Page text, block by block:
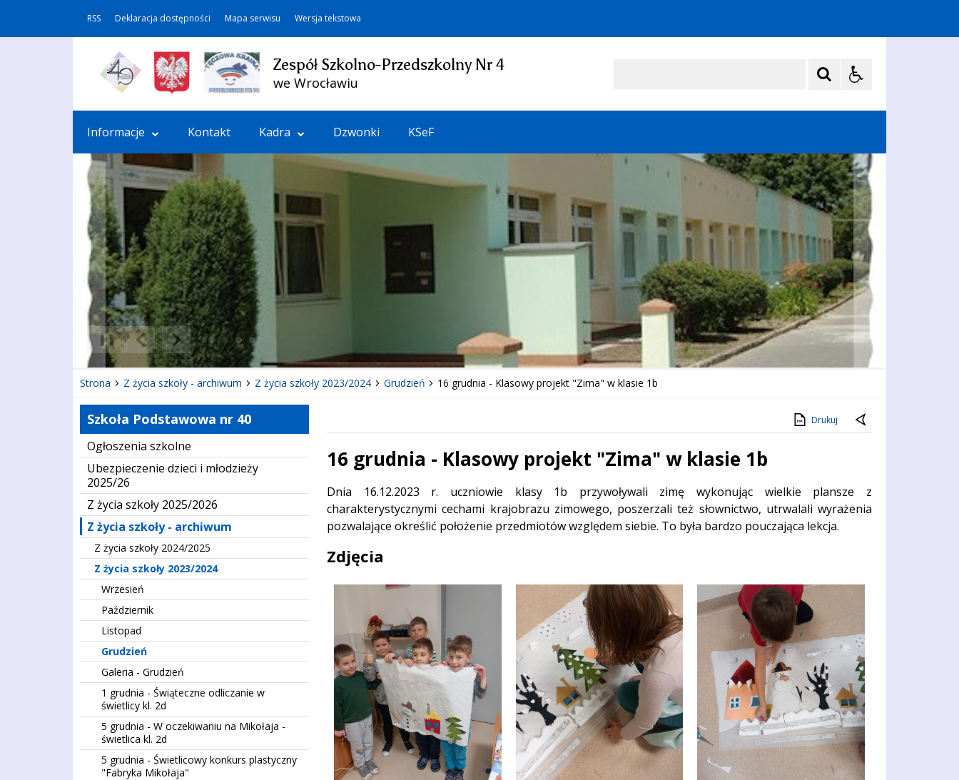
RSS Deklaracja dostępności Mapa serwisu Wersja tekstowa
Zespół Szkolno-Przedszkolny Nr 4
we Wrocławiu
Informacje Kontakt Kadra Dzwonki KSeF
Poprzedni Element
Następny Element
❚❚
Strona Z życia szkoły - archiwum Z życia szkoły 2023/2024 Grudzień 16 grudnia - Klasowy projekt "Zima" w klasie 1b
Szkoła Podstawowa nr 40
Ogłoszenia szkolne
Ubezpieczenie dzieci i młodzieży
2025/26
Z życia szkoły 2025/2026
Z życia szkoły - archiwum
Z życia szkoły 2024/2025
Z życia szkoły 2023/2024
Wrzesień
Październik
Listopad
Grudzień
Galeria - Grudzień
1 grudnia - Świąteczne odliczanie w
świetlicy kl. 2d
5 grudnia - W oczekiwaniu na Mikołaja -
świetlica kl. 2d
5 grudnia - Świetlicowy konkurs plastyczny
"Fabryka Mikołaja"
Drukuj
16 grudnia - Klasowy projekt "Zima" w klasie 1b
Treść
Dnia 16.12.2023 r. uczniowie klasy 1b przywoływali zimę wykonując wielkie plansze z
charakterystycznymi cechami krajobrazu zimowego, poszerzali też słownictwo, utrwalali wyrażenia
pozwalające określić położenie przedmiotów względem siebie. To była bardzo pouczająca lekcja.
Zdjęcia